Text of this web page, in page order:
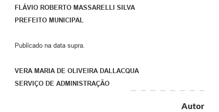
FLÁVIO ROBERTO MASSARELLI SILVA
PREFEITO MUNICIPAL
Publicado na data supra.
VERA MARIA DE OLIVEIRA DALLACQUA
SERVIÇO DE ADMINISTRAÇÃO
Autor